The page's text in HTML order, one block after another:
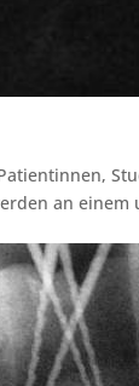
an einem